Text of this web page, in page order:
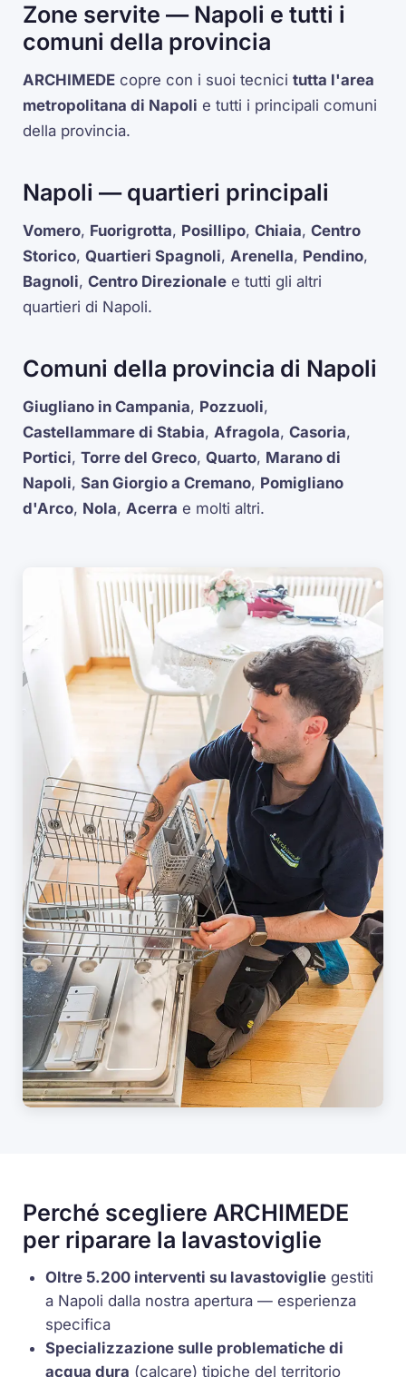
Zone servite — Napoli e tutti i
comuni della provincia
ARCHIMEDE copre con i suoi tecnicitutta l'area
metropolitana di Napoli e tutti i principali comuni
della provincia.
Napoli — quartieri principali
Vomero, Fuorigrotta, Posillipo,Chiaia,Centro
Storico,Quartieri Spagnoli,Arenella, Pendino,
Bagnoli,Centro Direzionale e tutti gli altri
quartieri di Napoli.
Comuni della provincia di Napoli
Giugliano in Campania, Pozzuoli,
Castellammare di Stabia,Afragola,Casoria,
Portici,Torre del Greco,Quarto, Marano di
Napoli,San Giorgio a Cremano, Pomigliano
d'Arco, Nola,Acerra e molti altri.
Perché scegliere ARCHIMEDE
per riparare la lavastoviglie
Oltre 5.200 interventi su lavastoviglie gestiti
a Napoli dalla nostra apertura — esperienza
specifica
Specializzazione sulle problematiche di
acqua dura (calcare) tipiche del territorio